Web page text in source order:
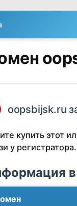
oopsbijsk.ru
купить этот
у регистратора.
в